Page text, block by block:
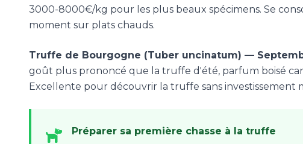
3000-8000€/kg pour les plus beaux spécimens. Se
moment sur plats chauds.
Truffe de Bourgogne (Tuber uncinatum) —
goût plus prononcé que la truffe d'été, parfum boisé
Excellente pour découvrir la truffe sans investissement
Préparer sa première chasse à la truffe